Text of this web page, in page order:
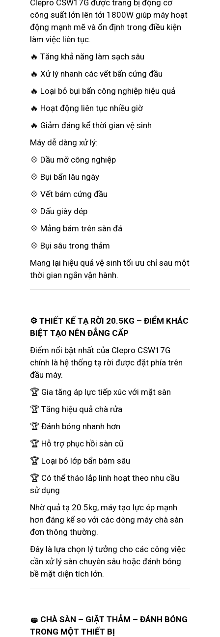
Clepro CSW17G được trang bị động cơ
công suất lớn lên tới 1800W giúp máy hoạt
động mạnh mẽ và ổn định trong điều kiện
làm việc liên tục.
🔥 Tăng khả năng làm sạch sâu
🔥 Xử lý nhanh các vết bẩn cứng đầu
🔥 Loại bỏ bụi bẩn công nghiệp hiệu quả
🔥 Hoạt động liên tục nhiều giờ
🔥 Giảm đáng kể thời gian vệ sinh
Máy dễ dàng xử lý:
💠 Dầu mỡ công nghiệp
💠 Bụi bẩn lâu ngày
💠 Vết bám cứng đầu
💠 Dấu giày dép
💠 Mảng bám trên sàn đá
💠 Bụi sâu trong thảm
Mang lại hiệu quả vệ sinh tối ưu chỉ sau một
thời gian ngắn vận hành.
⚙️ THIẾT KẾ TẠ RỜI 20.5KG – ĐIỂM KHÁC
BIỆT TẠO NÊN ĐẲNG CẤP
Điểm nổi bật nhất của Clepro CSW17G
chính là hệ thống tạ rời được đặt phía trên
đầu máy.
🏆 Gia tăng áp lực tiếp xúc với mặt sàn
🏆 Tăng hiệu quả chà rửa
🏆 Đánh bóng nhanh hơn
🏆 Hỗ trợ phục hồi sàn cũ
🏆 Loại bỏ lớp bẩn bám sâu
🏆 Có thể tháo lắp linh hoạt theo nhu cầu
sử dụng
Nhờ quả tạ 20.5kg, máy tạo lực ép mạnh
hơn đáng kể so với các dòng máy chà sàn
đơn thông thường.
Đây là lựa chọn lý tưởng cho các công việc
cần xử lý sàn chuyên sâu hoặc đánh bóng
bề mặt diện tích lớn.
🧽 CHÀ SÀN – GIẶT THẢM – ĐÁNH BÓNG
TRONG MỘT THIẾT BỊ